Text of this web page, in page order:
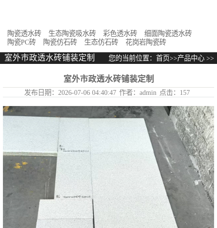
陶瓷透水砖 生态陶瓷吸水砖 彩色透水砖
细面陶瓷透水砖
陶瓷PC砖
陶瓷仿石砖 生态仿石砖 花岗岩陶瓷砖
室外市政透水砖铺装定制 您的当前位置： 首页>>产品中心 >>
室外市政透水砖铺装定制
发布日期： 2026-07-06 04:40:47 作者： admin 点击： 157